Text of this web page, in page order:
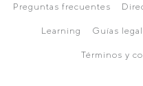
Preguntas frecuentes
Learning Guías
Términos y